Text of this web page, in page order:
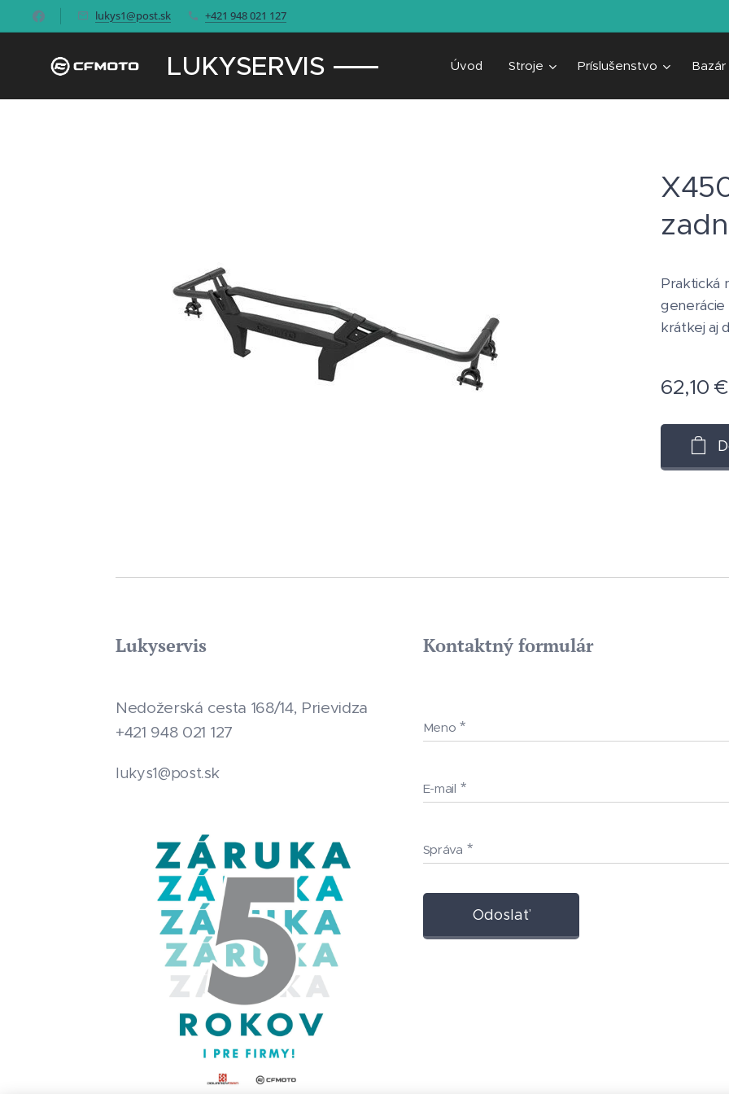
lukys1@post.sk +421 948 021 127
LUKYSERVIS Úvod Stroje Príslušenstvo Bazár
Praktická
generácie
krátkej aj
62,10 €
Lukyservis
Nedožerská cesta 168/14, Prievidza
+421 948 021 127
lukys1@post.sk
Kontaktný formulár
Meno
E-mail
Správa
Odoslať